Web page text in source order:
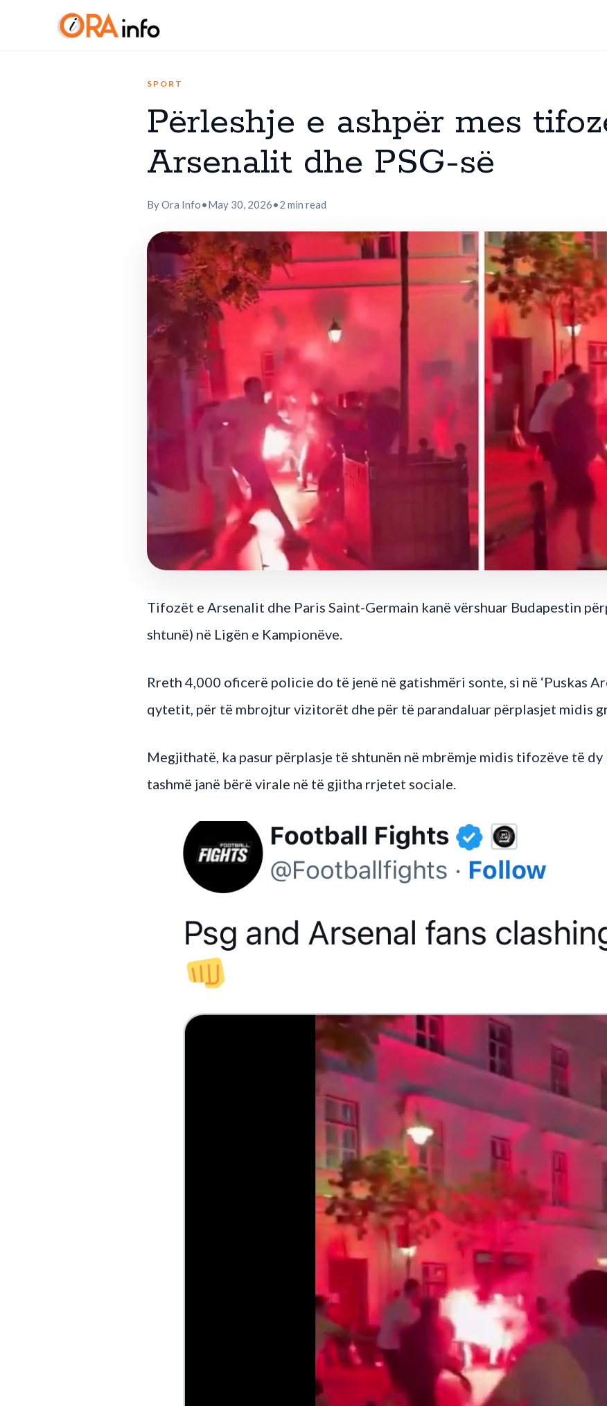
SPORT
Përleshje e ashpër mes
Arsenalit dhe PSG-së
By Ora Info•May 30, 2026•2 min read
Tifozët e Arsenalit dhe Paris Saint-Germain kanë vërshuar Budapestin
shtunë) në Ligën e Kampionëve.
Rreth 4,000 oficerë policie do të jenë në gatishmëri sonte, si në ‘Puskas
qytetit, për të mbrojtur vizitorët dhe për të parandaluar përplasjet midis
Megjithatë, ka pasur përplasje të shtunën në mbrëmje midis tifozëve të
tashmë janë bërë virale në të gjitha rrjetet sociale.